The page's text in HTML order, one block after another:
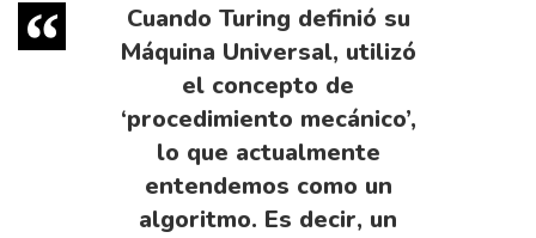
Cuando Turing definió su
Máquina Universal, utilizó
el concepto de
‘procedimiento mecánico’,
lo que actualmente
entendemos como un
algoritmo. Es decir, un